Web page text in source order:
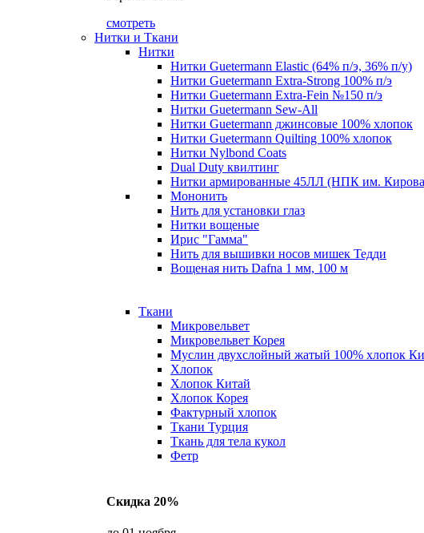
смотреть
Нитки и Ткани
Нитки
Нитки Guetermann Elastic (64% п/э, 36% п/у)
Нитки Guetermann Extra-Strong 100% п/э
Нитки Guetermann Extra-Fein №150 п/э
Нитки Guetermann Sew-All
Нитки Guetermann джинсовые 100% хлопок
Нитки Guetermann Quilting 100% хлопок
Нитки Nylbond Coats
Dual Duty квилтинг
Нитки армированные 45ЛЛ (НПК им.
Мононить
Нить для установки глаз
Нитки вощеные
Ирис "Гамма"
Нить для вышивки носов мишек Тедди
Вощеная нить Dafna 1 мм, 100 м
Ткани
Микровельвет
Микровельвет Корея
Муслин двухслойный жатый 100% хлопок
Хлопок
Хлопок Китай
Хлопок Корея
Фактурный хлопок
Ткани Турция
Ткань для тела кукол
Фетр
Скидка 20%